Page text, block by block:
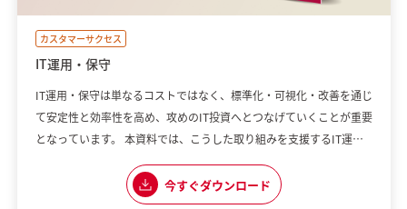
カスタマーサクセス
IT運用・保守
IT運用・保守は単なるコストではなく、標準化・可視化・改善を通じ
て安定性と効率性を高め、攻めのIT投資へとつなげていくことが重要
となっています。 本資料では、こうした取り組みを支援するIT運
今すぐダウンロード